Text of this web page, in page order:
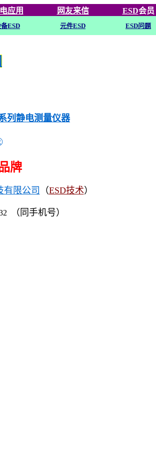
应用 网友来信 ESD会员
ESD 元件ESD ESD问题
列静电测量仪器
牌
有限公司 （ESD技术）
（同手机号）